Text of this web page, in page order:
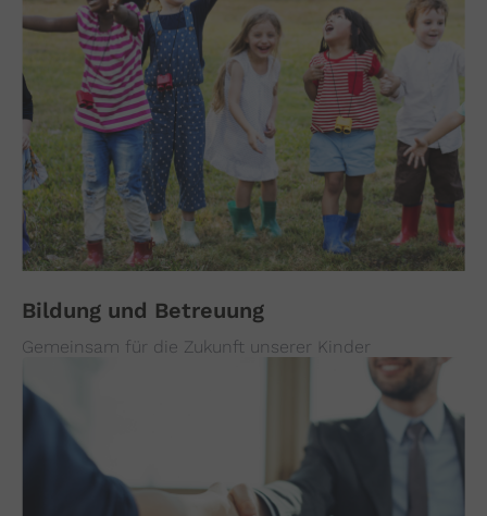
Bildung und Betreuung
Gemeinsam für die Zukunft unserer Kinder